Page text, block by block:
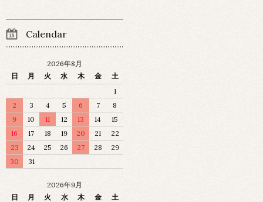
Calendar
2026年8月
日
月 火 水 木 金
土
1
2
3 4 5 6 7
8
9
10 11 12 13 14
15
16
17 18 19 20 21
22
23
24 25 26 27 28
29
30
31
2026年9月
日
月 火 水 木 金
土